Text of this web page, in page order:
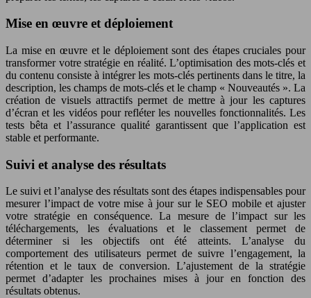
Mise en œuvre et déploiement
La mise en œuvre et le déploiement sont des étapes cruciales pour
transformer votre stratégie en réalité. L’optimisation des mots-clés et
du contenu consiste à intégrer les mots-clés pertinents dans le titre, la
description, les champs de mots-clés et le champ « Nouveautés ». La
création de visuels attractifs permet de mettre à jour les captures
d’écran et les vidéos pour refléter les nouvelles fonctionnalités. Les
tests bêta et l’assurance qualité garantissent que l’application est
stable et performante.
Suivi et analyse des résultats
Le suivi et l’analyse des résultats sont des étapes indispensables pour
mesurer l’impact de votre mise à jour sur le SEO mobile et ajuster
votre stratégie en conséquence. La mesure de l’impact sur les
téléchargements, les évaluations et le classement permet de
déterminer si les objectifs ont été atteints. L’analyse du
comportement des utilisateurs permet de suivre l’engagement, la
rétention et le taux de conversion. L’ajustement de la stratégie
permet d’adapter les prochaines mises à jour en fonction des
résultats obtenus.